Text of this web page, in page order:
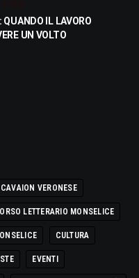
QUANDO IL LAVORO
UN VOLTO
CAVAION VERONESE
LETTERARIO MONSELICE
CULTURA
EVENTI